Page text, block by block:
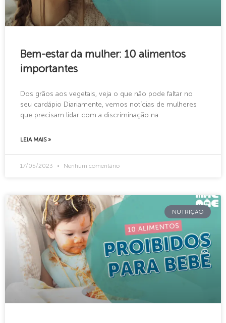
Bem-estar da mulher: 10 alimentos
importantes
Dos grãos aos vegetais, veja o que não pode faltar no
seu cardápio Diariamente, vemos notícias de mulheres
que precisam lidar com a discriminação na
LEIA MAIS »
17/05/2023 Nenhum comentário
NUTRIÇÃO